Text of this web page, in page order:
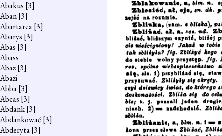
Abakus [3]
Aban[3]
Abartarea[3]
Abarys [3]
Abas [3]
Abass
Abaz[3]
Abazi
Abba[3]
Abcas [3]
Abdank[3]
Abdankować [3]
Abderyta[3]